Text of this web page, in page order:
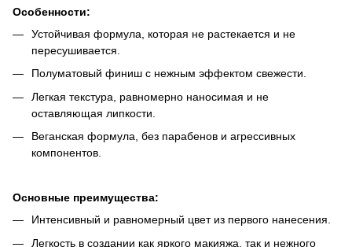
Особенности:
Устойчивая формула, которая не растекается и не
пересушивается.
Полуматовый финиш с нежным эффектом свежести.
Легкая текстура, равномерно наносимая и не
оставляющая липкости.
Веганская формула, без парабенов и агрессивных
компонентов.
Основные преимущества:
Интенсивный и равномерный цвет из первого нанесения.
Легкость в создании как яркого макияжа, так и нежного